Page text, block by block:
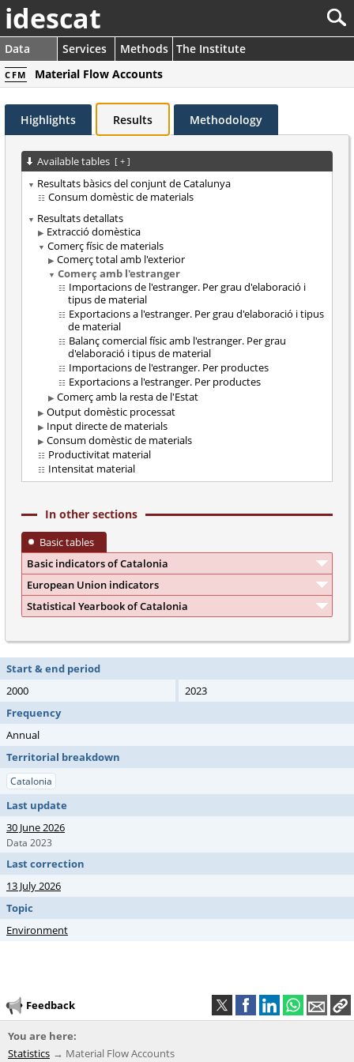
idescat
Data Services Methods The Institute
CFM Material Flow Accounts
Highlights Results Methodology
Available tables [ + ]
Resultats bàsics del conjunt de Catalunya
Consum domèstic de materials
Resultats detallats
Extracció domèstica
Comerç físic de materials
Comerç total amb l'exterior
Comerç amb l'estranger
Importacions de l'estranger. Per grau d'elaboració i
tipus de material
Exportacions a l'estranger. Per grau d'elaboració i tipus
de material
Balanç comercial físic amb l'estranger. Per grau
d'elaboració i tipus de material
Importacions de l'estranger. Per productes
Exportacions a l'estranger. Per productes
Comerç amb la resta de l'Estat
Output domèstic processat
Input directe de materials
Consum domèstic de materials
Productivitat material
Intensitat material
In other sections
Basic tables
Basic indicators of Catalonia
European Union indicators
Statistical Yearbook of Catalonia
Start & end period
2000
2023
Frequency
Annual
Territorial breakdown
Catalonia
Last update
30 June 2026
Data 2023
Last correction
13 July 2026
Topic
Environment
Feedback
You are here:
Statistics
Material Flow Accounts